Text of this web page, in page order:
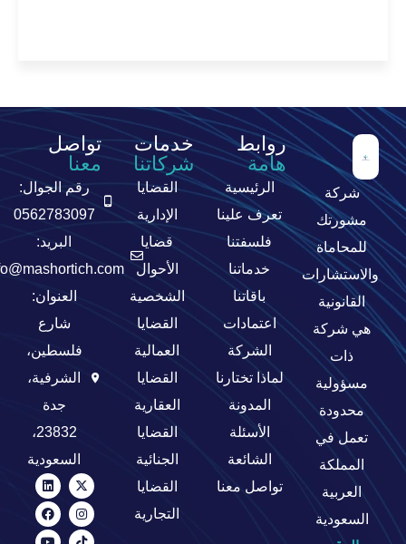
شركة
مشورتك
للمحاماة
والاستشارات
القانونية
هي شركة
ذات
مسؤولية
محدودة
تعمل في
المملكة
العربية
السعودية
روابط
هامة
الرئيسية
تعرف علينا
فلسفتنا
خدماتنا
باقاتنا
اعتمادات
الشركة
لماذا تختارنا
المدونة
الأسئلة
الشائعة
تواصل معنا
خدمات
شركاتنا
القضايا
الإدارية
قضايا
الأحوال
الشخصية
القضايا
العمالية
القضايا
العقارية
القضايا
الجنائية
القضايا
التجارية
تواصل
معنا
رقم الجوال:
0562783097
البريد:
العنوان:
شارع
فلسطين،
الشرفية،
جدة
23832،
السعودية